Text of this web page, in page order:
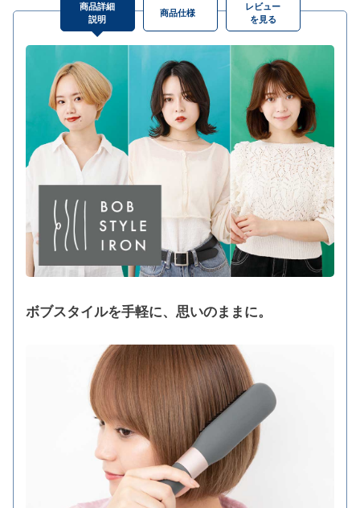
商品詳細
説明
ボブスタイルを手軽に、思いのままに。
商品仕様
レビュー
を見る